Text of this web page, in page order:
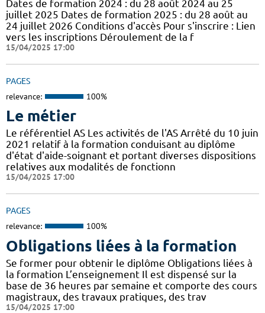
Dates de formation 2024 : du 28 août 2024 au 25
juillet 2025 Dates de formation 2025 : du 28 août au
24 juillet 2026 Conditions d'accès Pour s'inscrire : Lien
vers les inscriptions Déroulement de la f
15/04/2025 17:00
PAGES
relevance: 100%
Le métier
Le référentiel AS Les activités de l'AS Arrêté du 10 juin
2021 relatif à la formation conduisant au diplôme
d'état d'aide-soignant et portant diverses dispositions
relatives aux modalités de fonctionn
15/04/2025 17:00
PAGES
relevance: 100%
Obligations liées à la formation
Se former pour obtenir le diplôme Obligations liées à
la formation L’enseignement Il est dispensé sur la
base de 36 heures par semaine et comporte des cours
magistraux, des travaux pratiques, des trav
15/04/2025 17:00